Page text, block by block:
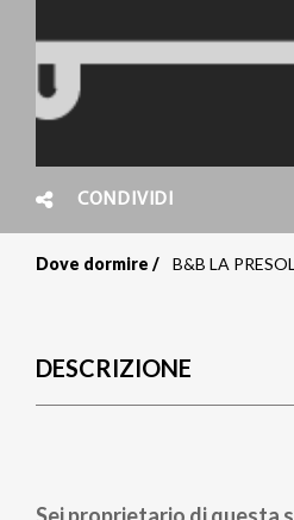
CONDIVIDI
pane
Dove dormire B&B LA
DESCRIZIONE